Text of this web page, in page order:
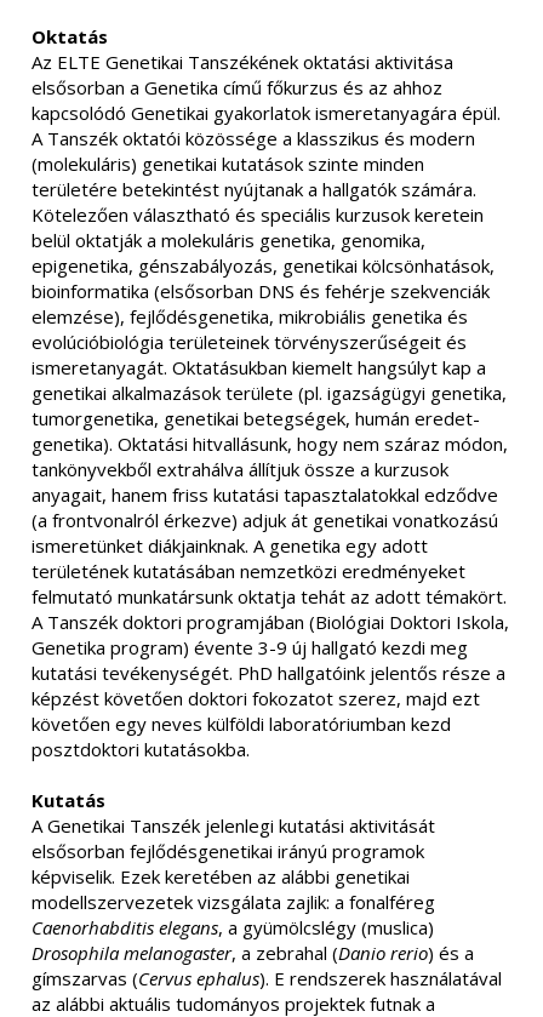
Oktatás
Az ELTE Genetikai Tanszékének oktatási aktivitása
elsősorban a Genetika című főkurzus és az ahhoz
kapcsolódó Genetikai gyakorlatok ismeretanyagára épül.
A Tanszék oktatói közössége a klasszikus és modern
(molekuláris) genetikai kutatások szinte minden
területére betekintést nyújtanak a hallgatók számára.
Kötelezően választható és speciális kurzusok keretein
belül oktatják a molekuláris genetika, genomika,
epigenetika, génszabályozás, genetikai kölcsönhatások,
bioinformatika (elsősorban DNS és fehérje szekvenciák
elemzése), fejlődésgenetika, mikrobiális genetika és
evolúcióbiológia területeinek törvényszerűségeit és
ismeretanyagát. Oktatásukban kiemelt hangsúlyt kap a
genetikai alkalmazások területe (pl. igazságügyi genetika,
tumorgenetika, genetikai betegségek, humán eredet-
genetika). Oktatási hitvallásunk, hogy nem száraz módon,
tankönyvekből extrahálva állítjuk össze a kurzusok
anyagait, hanem friss kutatási tapasztalatokkal edződve
(a frontvonalról érkezve) adjuk át genetikai vonatkozású
ismeretünket diákjainknak. A genetika egy adott
területének kutatásában nemzetközi eredményeket
felmutató munkatársunk oktatja tehát az adott témakört.
A Tanszék doktori programjában (Biológiai Doktori Iskola,
Genetika program) évente 3-9 új hallgató kezdi meg
kutatási tevékenységét. PhD hallgatóink jelentős része a
képzést követően doktori fokozatot szerez, majd ezt
követően egy neves külföldi laboratóriumban kezd
posztdoktori kutatásokba.
Kutatás
A Genetikai Tanszék jelenlegi kutatási aktivitását
elsősorban fejlődésgenetikai irányú programok
képviselik. Ezek keretében az alábbi genetikai
modellszervezetek vizsgálata zajlik: a fonalféreg
Caenorhabditis elegans, a gyümölcslégy (muslica)
Drosophila melanogaster, a zebrahal (Danio rerio) és a
gímszarvas (Cervus ephalus). E rendszerek használatával
az alábbi aktuális tudományos projektek futnak a